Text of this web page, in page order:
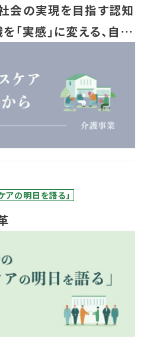
会の実現を目指す認知
実感」に変える、自治
アの明日を語る」